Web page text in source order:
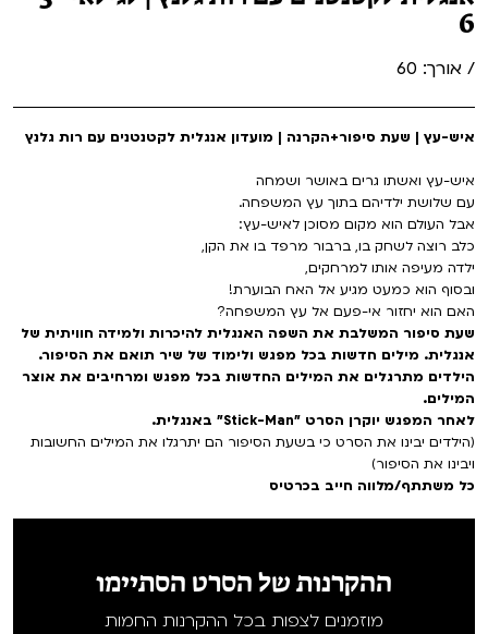
ראשון בקולנוע
שלישי בשלייקס
אפטר בסינמטק
Teen Screen
קולנוע ישראלי
לפי ימים
נבחרי דוקאביב 2026
אירועים מיוחדים
הגלריה
ENG
לאזור האישי
רכישת מנוי
Gift Card
צור קשר
6
/ אורך: 60
איש-עץ | שעת סיפור+הקרנה | מועדון אנגלית לקטנטנים עם רות גלנץ
איש-עץ ואשתו גרים באושר ושמחה
עם שלושת ילדיהם בתוך עץ המשפחה.
אבל העולם הוא מקום מסוכן לאיש-עץ:
כלב רוצה לשחק בו, ברבור מרפד בו את הקן,
ילדה מעיפה אותו למרחקים,
ובסוף הוא כמעט מגיע אל האח הבוערת!
האם הוא יחזור אי-פעם אל עץ המשפחה?
שעת סיפור המשלבת את השפה האנגלית להיכרות ולמידה חוויתית של
אנגלית. מילים חדשות בכל מפגש ולימוד של שיר תואם את הסיפור.
הילדים מתרגלים את המילים החדשות בכל מפגש ומרחיבים את אוצר
המילים.
לאחר המפגש יוקרן הסרט "Stick-Man" באנגלית.
(הילדים יבינו את הסרט כי בשעת הסיפור הם יתרגלו את המילים החשובות
ויבינו את הסיפור)
כל משתתף/מלווה חייב בכרטיס
ההקרנות של הסרט הסתיימו
מוזמנים לצפות בכל ההקרנות החמות